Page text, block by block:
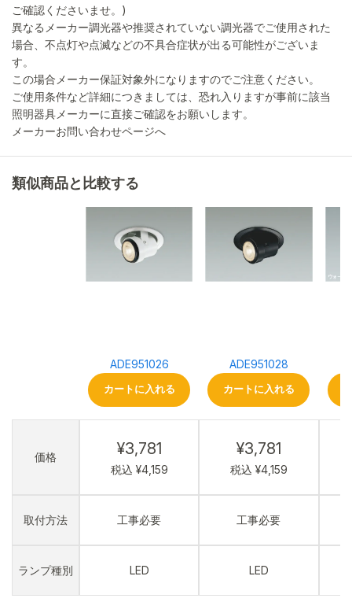
ご確認くださいませ。)
異なるメーカー調光器や推奨されていない調光器でご使用された
場合、不点灯や点滅などの不具合症状が出る可能性がございま
す。
この場合メーカー保証対象外になりますのでご注意ください。
ご使用条件など詳細につきましては、恐れ入りますが事前に該当
照明器具メーカーに直接ご確認をお願いします。
メーカーお問い合わせページへ
類似商品と比較する
価格
取付方法
ランプ種別
ADE951026
カートに入れる
¥3,781
税込 ¥4,159
工事必要
LED
ADE951028
カートに入れる
¥3,781
税込 ¥4,159
工事必要
LED